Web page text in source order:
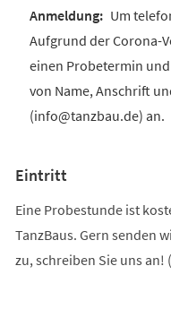
Um
Aufgrund der Corona-
einen Probetermin
von Name, Anschrift
(info@tanzbau.de) an.
Eintritt
Eine Probestunde ist
TanzBaus. Gern senden
zu, schreiben Sie uns